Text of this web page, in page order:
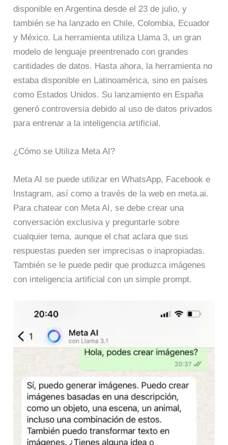
disponible en Argentina desde el 23 de julio, y
también se ha lanzado en Chile, Colombia, Ecuador
y México. La herramienta utiliza Llama 3, un gran
modelo de lenguaje preentrenado con grandes
cantidades de datos. Hasta ahora, la herramienta no
estaba disponible en Latinoamérica, sino en países
como Estados Unidos. Su lanzamiento en España
generó controversia debido al uso de datos privados
para entrenar a la inteligencia artificial.
¿Cómo se Utiliza Meta AI?
Meta AI se puede utilizar en WhatsApp, Facebook e
Instagram, así como a través de la web en meta.ai.
Para chatear con Meta AI, se debe crear una
conversación exclusiva y preguntarle sobre
cualquier tema, aunque el chat aclara que sus
respuestas pueden ser imprecisas o inapropiadas.
También se le puede pedir que produzca imágenes
con inteligencia artificial con un simple prompt.